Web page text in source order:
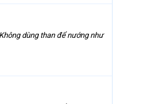
dùng than để nướng như